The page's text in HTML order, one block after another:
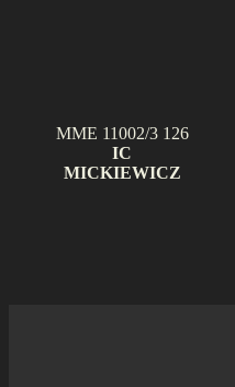
MME 11002/3 126
IC
MICKIEWICZ